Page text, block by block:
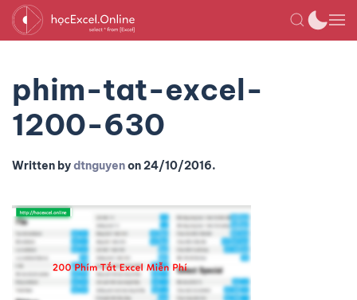
phim-tat-excel-
1200-630
Written bydtnguyenon24/10/2016.